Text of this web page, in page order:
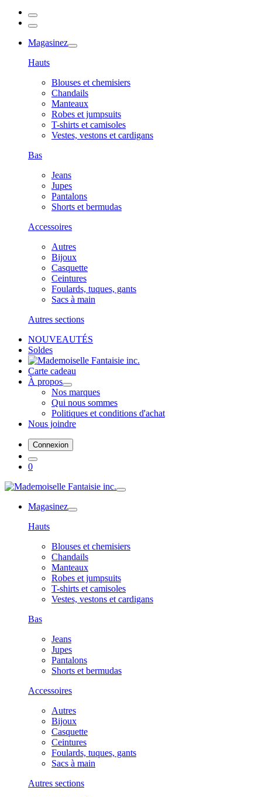
Magasinez
Hauts
Blouses et chemisiers
Chandails
Manteaux
Robes et jumpsuits
T-shirts et camisoles
Vestes, vestons et cardigans
Bas
Jeans
Jupes
Pantalons
Shorts et bermudas
Accessoires
Autres
Bijoux
Casquette
Ceintures
Foulards, tuques, gants
Sacs à main
Autres sections
NOUVEAUTÉS
Soldes
Carte cadeau
À propos
Nos marques
Qui nous sommes
Politiques et conditions d'achat
Nous joindre
Connexion
0
Magasinez
Hauts
Blouses et chemisiers
Chandails
Manteaux
Robes et jumpsuits
T-shirts et camisoles
Vestes, vestons et cardigans
Bas
Jeans
Jupes
Pantalons
Shorts et bermudas
Accessoires
Autres
Bijoux
Casquette
Ceintures
Foulards, tuques, gants
Sacs à main
Autres sections